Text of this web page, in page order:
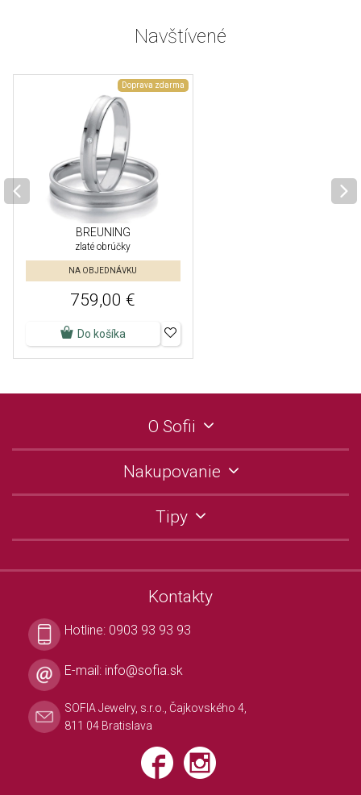
Navštívené
Doprava zdarma
BREUNING
zlaté obrúčky
NA OBJEDNÁVKU
759,00 €
Do košíka
O Sofii
Nakupovanie
Tipy
Kontakty
Hotline: 0903 93 93 93
E-mail: info@sofia.sk
SOFIA Jewelry, s.r.o., Čajkovského 4,
811 04 Bratislava